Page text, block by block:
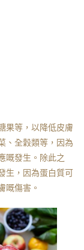
果等，以降低皮膚
、全穀類等，因為
嘅發生。除此之
生，因為蛋白質可
嘅傷害。